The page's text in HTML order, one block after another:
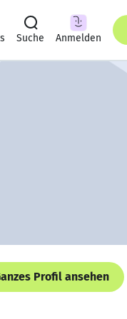
Suche Anmelden
Profil ansehen